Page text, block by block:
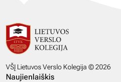
VŠĮ Lietuvos Verslo Kolegija © 2026
Naujienlaiškis